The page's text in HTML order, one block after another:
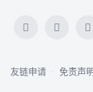
友链申请 · 免责声